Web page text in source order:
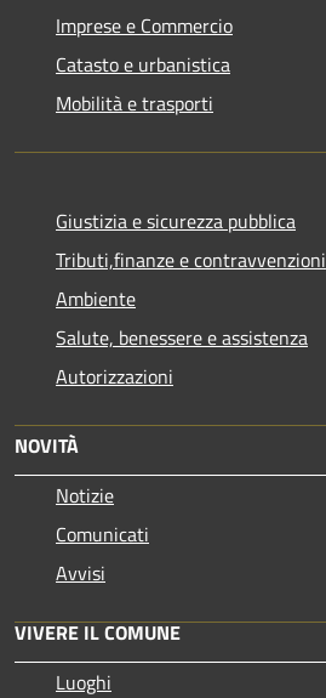
Imprese e Commercio
Catasto e urbanistica
Mobilità e trasporti
Giustizia e sicurezza pubblica
Tributi,finanze e contravvenzioni
Ambiente
Salute, benessere e assistenza
Autorizzazioni
NOVITÀ
Notizie
Comunicati
Avvisi
VIVERE IL COMUNE
Luoghi